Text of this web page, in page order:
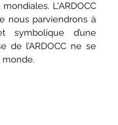
L'ARDOCC
nous parviendrons à
d’une
de l’ARDOCC ne se